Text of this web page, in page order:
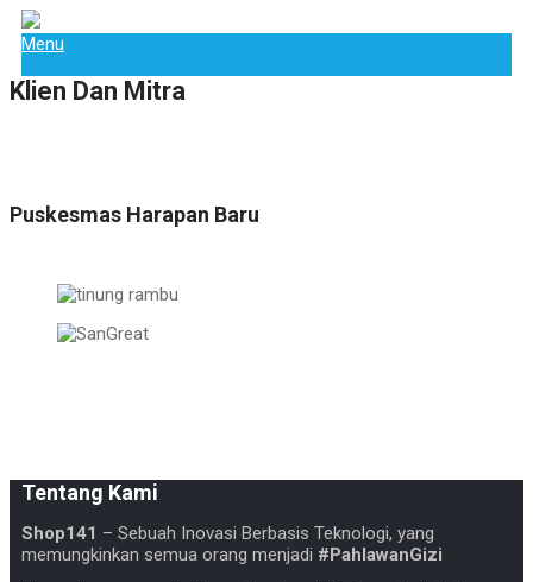
Menu
Klien Dan Mitra
Puskesmas Harapan Baru
Tentang Kami
Shop141 – Sebuah Inovasi Berbasis Teknologi, yang
memungkinkan semua orang menjadi #PahlawanGizi